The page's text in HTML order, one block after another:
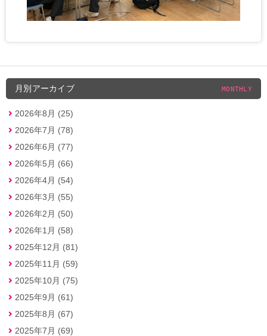
月別アーカイブ MONTHLY
2026年8月 (25)
2026年7月 (78)
2026年6月 (77)
2026年5月 (66)
2026年4月 (54)
2026年3月 (55)
2026年2月 (50)
2026年1月 (58)
2025年12月 (81)
2025年11月 (59)
2025年10月 (75)
2025年9月 (61)
2025年8月 (67)
2025年7月 (69)